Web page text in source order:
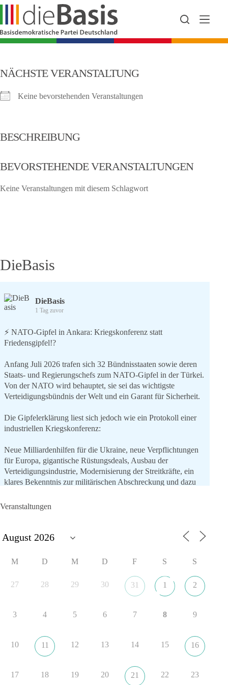
Zum
springen
NÄCHSTE VERANSTALTUNG
Keine bevorstehenden Veranstaltungen
BESCHREIBUNG
BEVORSTEHENDE VERANSTALTUNGEN
Keine Veranstaltungen mit diesem Schlagwort
DieBasis
DieBasis
1 Tag zuvor
⚡️ NATO-Gipfel in Ankara: Kriegskonferenz statt
Friedensgipfel!?
Anfang Juli 2026 trafen sich 32 Bündnisstaaten sowie deren
Staats- und Regierungschefs zum NATO-Gipfel in der Türkei.
Von der NATO wird behauptet, sie sei das wichtigste
Verteidigungsbündnis der Welt und ein Garant für Sicherheit.
Die Gipfelerklärung liest sich jedoch wie ein Protokoll einer
industriellen Kriegskonferenz:
Neue Milliardenhilfen für die Ukraine, neue Verpflichtungen
für Europa, gigantische Rüstungsdeals, Ausbau der
Verteidigungsindustrie, Modernisierung der Streitkräfte, ein
klares Bekenntnis zur militärischen Abschreckung und dazu
aus der NATO. Ein Gipfel, der mehr nach Rüstungsdeal als
nach Friedenspolitik klingt, wird niemals Sicherheit schaffen,
#NATO
Veranstaltungen
M D M D F S S
27 28 29 30 31 1 2
3 4 5 6 7 8 9
10 11 12 13 14 15 16
17 18 19 20 21 22 23